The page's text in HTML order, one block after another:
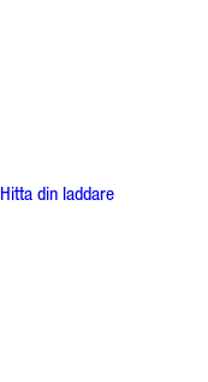
Hitta din laddare